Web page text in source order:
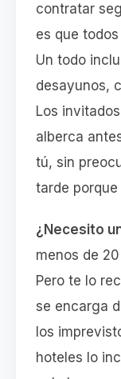
contratar
es que
Un todo
desayunos,
Los
alberca
tú, sin
tarde
¿Necesito
menos de
Pero te lo
se encarga
los
hoteles lo